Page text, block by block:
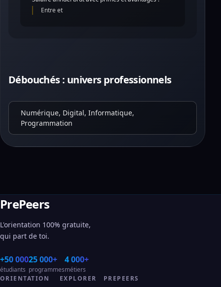
Entre et
Débouchés : univers professionnels
Numérique, Digital, Informatique,
Programmation
PrePeers
L'orientation 100% gratuite,
qui part de toi.
+50 000
étudiants
25 000+
programmes
4 000+
métiers
ORIENTATION
EXPLORER PREPEERS